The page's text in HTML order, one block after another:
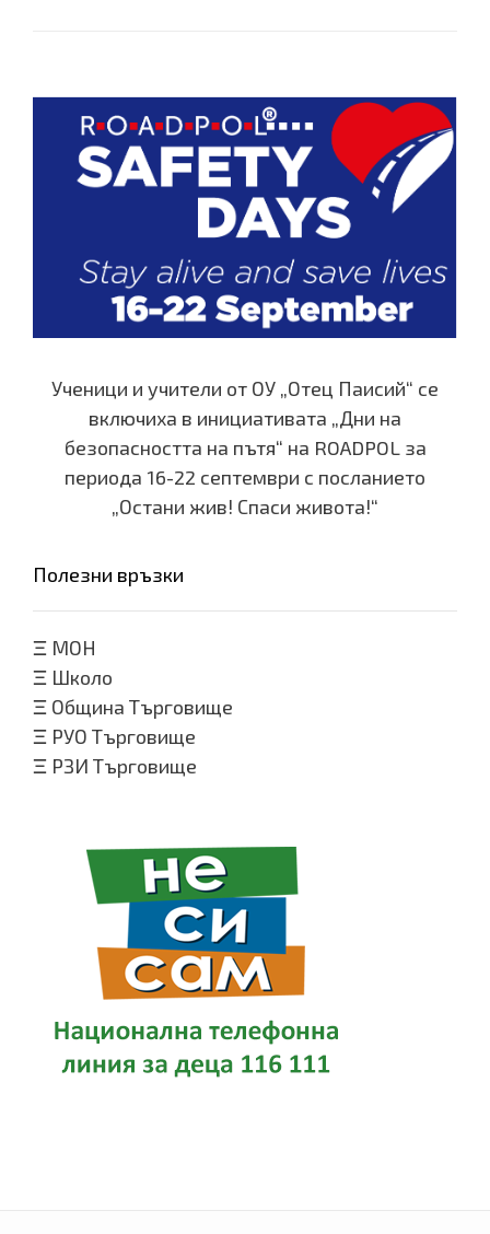
Ученици и учители от ОУ „Отец Паисий“ се
включиха в инициативата „Дни на
безопасността на пътя“ на ROADPOL за
периода 16-22 септември с посланието
„Остани жив! Спаси живота!“
Полезни връзки
Ξ МОН
Ξ Школо
Ξ Община Търговище
Ξ РУО Търговище
Ξ РЗИ Търговище